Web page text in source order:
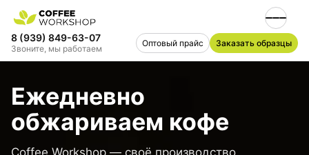
8 (939) 849-63-07
Звоните, мы работаем
Оптовый прайс Заказать образцы
Ежедневно
обжариваем кофе
Coffee Workshop — своё производство,